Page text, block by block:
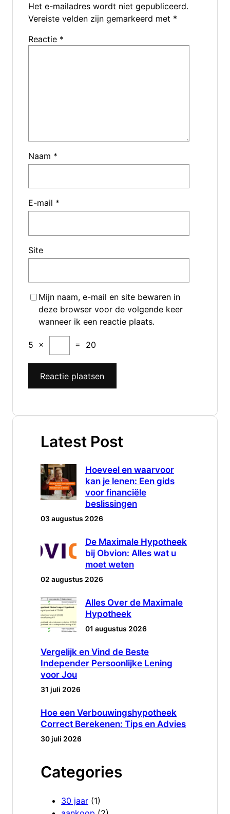
Het e-mailadres wordt niet gepubliceerd.
Vereiste velden zijn gemarkeerd met *
Reactie *
Naam *
E-mail *
Site
Mijn naam, e-mail en site bewaren in
deze browser voor de volgende keer
wanneer ik een reactie plaats.
5 × = 20
Latest Post
Hoeveel en waarvoor
kan je lenen: Een gids
voor financiële
beslissingen
03 augustus 2026
De Maximale Hypotheek
bij Obvion: Alles wat u
moet weten
02 augustus 2026
Alles Over de Maximale
Hypotheek
01 augustus 2026
Vergelijk en Vind de Beste
Independer Persoonlijke Lening
voor Jou
31 juli 2026
Hoe een Verbouwingshypotheek
Correct Berekenen: Tips en Advies
30 juli 2026
Categories
30 jaar (1)